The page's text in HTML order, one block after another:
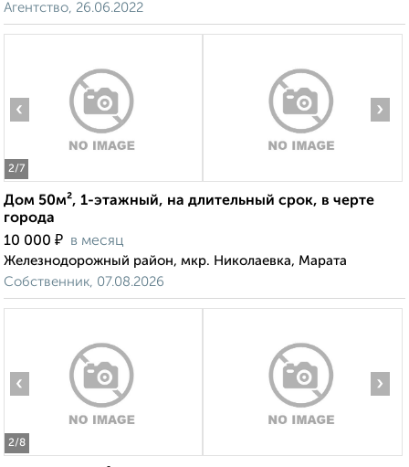
Агентство, 26.06.2022
2/7
‹ ›
Дом 50м², 1-этажный, на длительный срок, в черте
города
10 000 ₽ в месяц
Железнодорожный район, мкр. Николаевка, Марата
Собственник, 07.08.2026
2/8
‹ ›